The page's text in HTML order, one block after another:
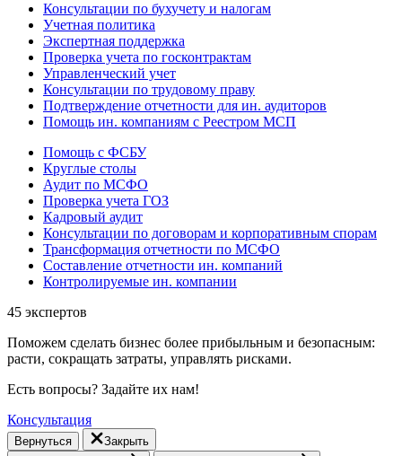
Консультации по бухучету и налогам
Учетная политика
Экспертная поддержка
Проверка учета по госконтрактам
Управленческий учет
Консультации по трудовому праву
Подтверждение отчетности для ин. аудиторов
Помощь ин. компаниям с Реестром МСП
Помощь с ФСБУ
Круглые столы
Аудит по МСФО
Проверка учета ГОЗ
Кадровый аудит
Консультации по договорам и корпоративным спорам
Трансформация отчетности по МСФО
Составление отчетности ин. компаний
Контролируемые ин. компании
45 экспертов
Поможем сделать бизнес более прибыльным и безопасным:
расти, cокращать затраты, управлять рисками.
Есть вопросы? Задайте их нам!
Консультация
Вернуться
Закрыть